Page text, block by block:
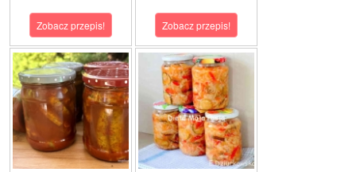
Zobacz przepis! Zobacz przepis!